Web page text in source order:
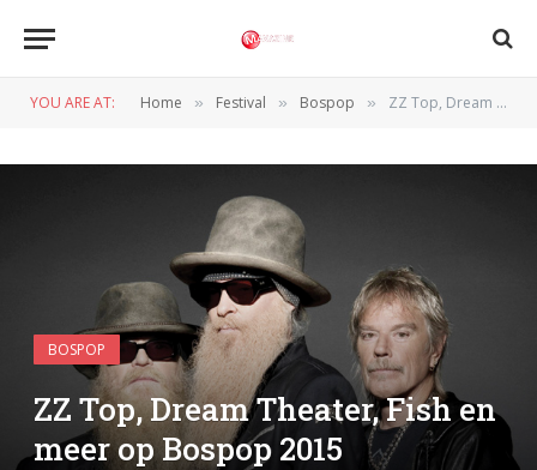
YOU ARE AT: Home » Festival » Bospop » ZZ Top, Dream Theater, Fish en meer op Bospop 2015
BOSPOP
ZZ Top, Dream Theater, Fish en
meer op Bospop 2015